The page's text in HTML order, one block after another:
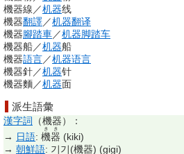
機器線 ／机器线
機器翻譯／机器翻译
機器腳踏車／机器脚踏车
機器船／机器船
機器語言／机器语言
機器針／机器针
機器麵／机器面
派生語彙
漢字詞 （機器）：
→ 日語: 機器
きき
(kiki)
→ 朝鮮語: 기기(機器) (gigi)